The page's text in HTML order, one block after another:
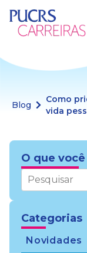
Blog
Como
vida
O que
Pesquisar
Categorias
Novidades